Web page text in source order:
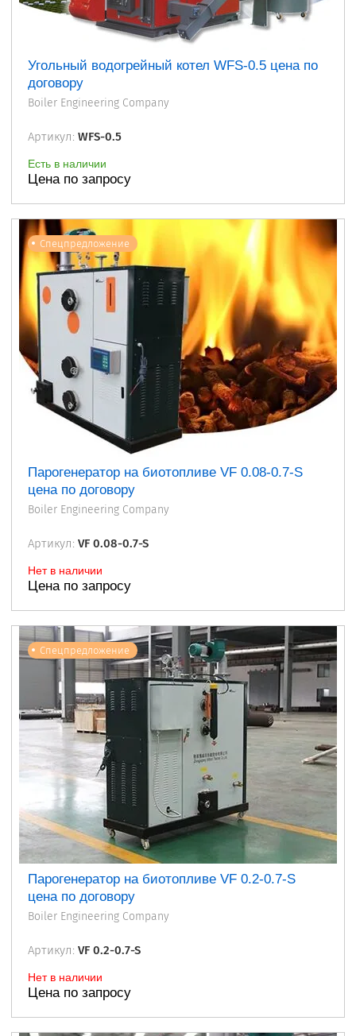
Угольный водогрейный котел WFS-0.5 цена по
договору
Boiler Engineering Company
Артикул: WFS-0.5
Есть в наличии
Цена по запросу
Спецпредложение
Парогенератор на биотопливе VF 0.08-0.7-S
цена по договору
Boiler Engineering Company
Артикул: VF 0.08-0.7-S
Нет в наличии
Цена по запросу
Спецпредложение
Парогенератор на биотопливе VF 0.2-0.7-S
цена по договору
Boiler Engineering Company
Артикул: VF 0.2-0.7-S
Нет в наличии
Цена по запросу